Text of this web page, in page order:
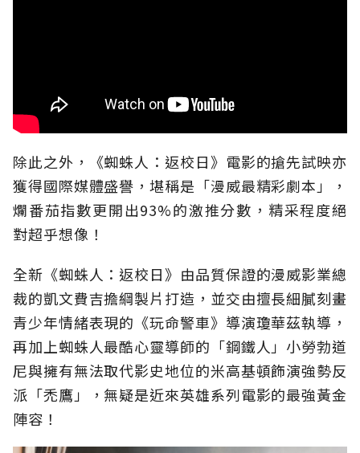
除此之外，《蜘蛛人：返校日》電影的搶先試映亦
獲得國際媒體盛譽，堪稱是「漫威最精彩劇本」，
爛番茄指數更開出93%的激推分數，精采程度絕
對超乎想像！
全新《蜘蛛人：返校日》由品質保證的漫威影業總
裁的凱文費吉擔綱製片打造，並交由擅長細膩刻畫
青少年情緒表現的《玩命警車》導演瓊華茲執導，
再加上蜘蛛人最酷心靈導師的「鋼鐵人」小勞勃道
尼與擁有無法取代影史地位的米高基頓飾演強勢反
派「禿鷹」，無疑是近來英雄系列電影的最強黃金
陣容！